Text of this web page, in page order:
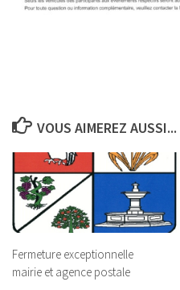
VOUS AIMEREZ AUSSI...
Fermeture exceptionnelle
mairie et agence postale